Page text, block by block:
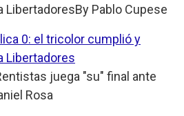
LibertadoresBy Pablo Cupese
0: el tricolor cumplió y
Libertadores
juega "su" final ante
Rosa